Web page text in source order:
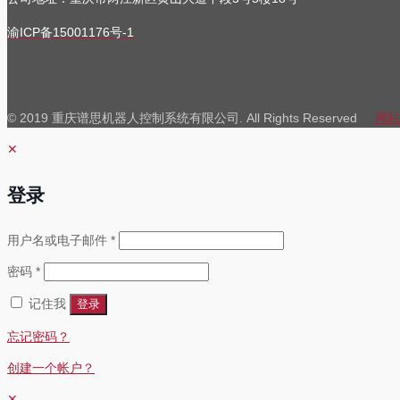
渝ICP备15001176号-1
© 2019 重庆谱思机器人控制系统有限公司. All Rights Reserved 网
✕
登录
用户名或电子邮件 *必
密码 *必
记住我
登录
忘记密码？
创建一个帐户？